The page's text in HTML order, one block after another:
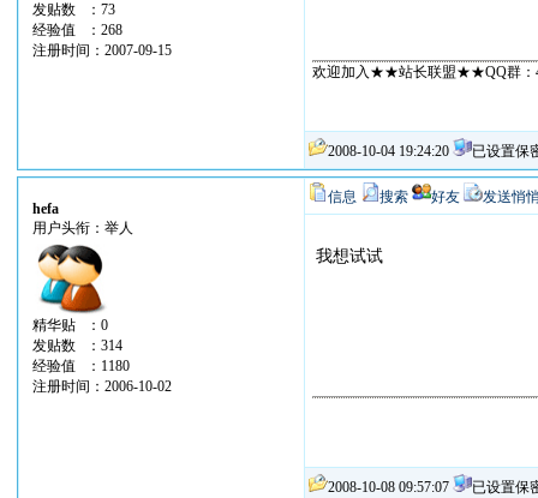
发贴数 ：73
经验值 ：268
注册时间：2007-09-15
欢迎加入★★站长联盟★★QQ群：
2008-10-04 19:24:20 已设置保
hefa
用户头衔：举人
精华贴 ：0
发贴数 ：314
经验值 ：1180
注册时间：2006-10-02
信息 搜索 好友 发送悄
我想试试
2008-10-08 09:57:07 已设置保